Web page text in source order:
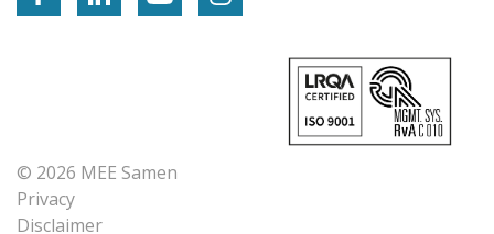
© 2026 MEE Samen
Privacy
Disclaimer